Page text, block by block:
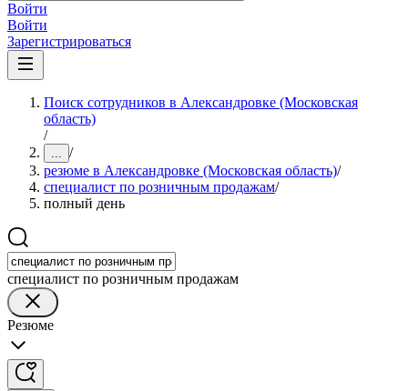
Войти
Войти
Зарегистрироваться
Поиск сотрудников в Александровке (Московская
область)
/
... /
резюме в Александровке (Московская область)/
специалист по розничным продажам/
полный день
специалист по розничным продажам
Резюме